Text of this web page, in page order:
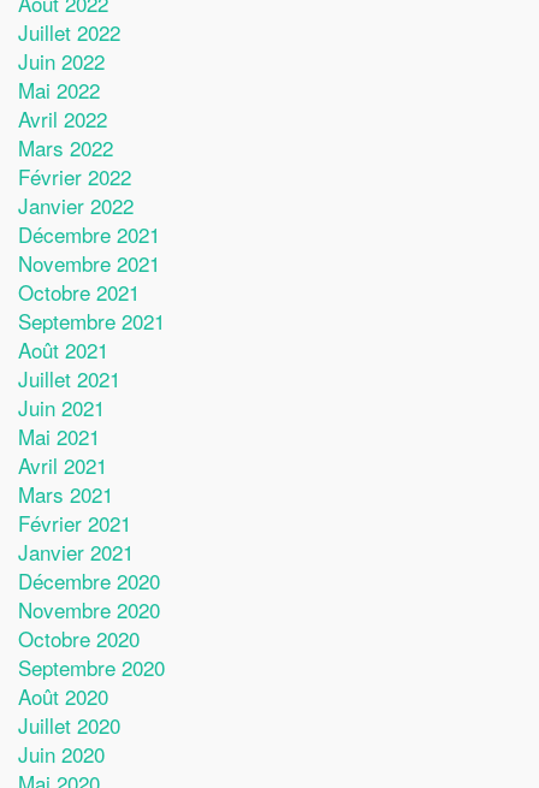
Juillet 2022
Juin 2022
Mai 2022
Avril 2022
Mars 2022
Février 2022
Janvier 2022
Décembre 2021
Novembre 2021
Octobre 2021
Septembre 2021
Août 2021
Juillet 2021
Juin 2021
Mai 2021
Avril 2021
Mars 2021
Février 2021
Janvier 2021
Décembre 2020
Novembre 2020
Octobre 2020
Septembre 2020
Août 2020
Juillet 2020
Juin 2020